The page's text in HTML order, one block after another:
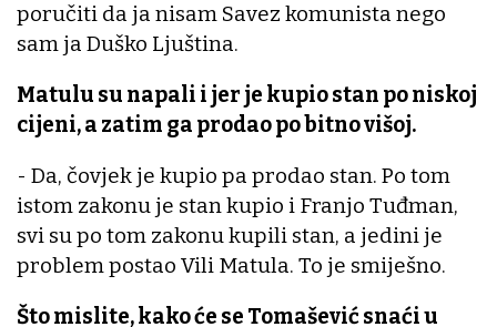
poručiti da ja nisam Savez komunista nego
sam ja Duško Ljuština.
Matulu su napali i jer je kupio stan po niskoj
cijeni, a zatim ga prodao po bitno višoj.
- Da, čovjek je kupio pa prodao stan. Po tom
istom zakonu je stan kupio i Franjo Tuđman,
svi su po tom zakonu kupili stan, a jedini je
problem postao Vili Matula. To je smiješno.
Što mislite, kako će se Tomašević snaći u